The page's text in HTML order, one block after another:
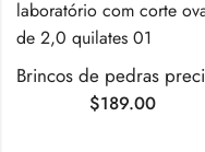
$189.00